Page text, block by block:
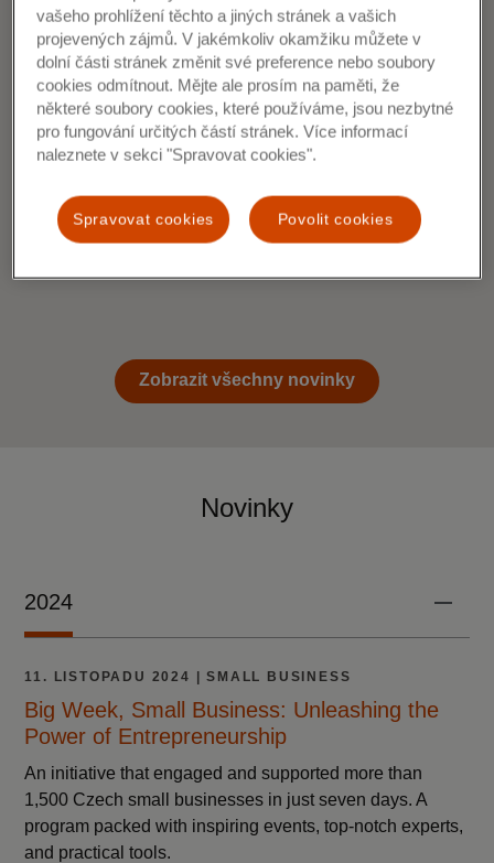
Studie Mastercard: Většina Čechů
chce v digitální době vědomě zpomalit
a trávit více času offline
Zobrazit všechny novinky
Novinky
2024
11. LISTOPADU 2024 | SMALL BUSINESS
Big Week, Small Business: Unleashing the
Power of Entrepreneurship
An initiative that engaged and supported more than
1,500 Czech small businesses in just seven days. A
program packed with inspiring events, top-notch experts,
and practical tools.
vašeho prohlížení těchto a jiných stránek a vašich
projevených zájmů. V jakémkoliv okamžiku můžete v
dolní části stránek změnit své preference nebo soubory
cookies odmítnout. Mějte ale prosím na paměti, že
některé soubory cookies, které používáme, jsou nezbytné
pro fungování určitých částí stránek. Více informací
naleznete v sekci "Spravovat cookies".
Povolit cookies
Spravovat cookies